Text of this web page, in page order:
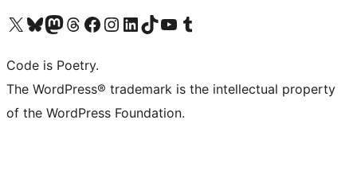
Visit our X (formerly Twitter) account
ഞങ്ങളുടെ ബ്ലൂസ്കൈ അക്കൗണ്ട് സന്ദർശിക്കുക
Visit our Mastodon account
ഞങ്ങളുടെ ത്രെഡ്സ് അക്കൗണ്ട് സന്ദർശിക്കുക
Visit our Facebook page
Visit our Instagram account
Visit our LinkedIn account
ഞങ്ങളുടെ ടിക് ടോക് അക്കൗണ്ട് സന്ദർശിക്കുക
Visit our YouTube channel
ഞങ്ങളുടെ ടംബ്ലർ അക്കൗണ്ട് സന്ദർശിക്കുക
Code is Poetry.
The WordPress® trademark is the intellectual property
of the WordPress Foundation.